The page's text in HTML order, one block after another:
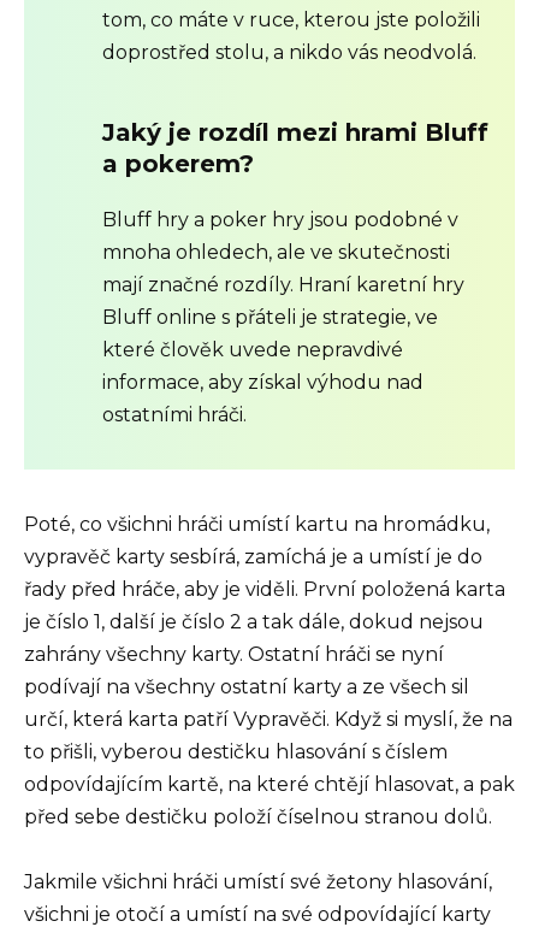
tom, co máte v ruce, kterou jste položili
doprostřed stolu, a nikdo vás neodvolá.
Jaký je rozdíl mezi hrami Bluff
a pokerem?
Bluff hry a poker hry jsou podobné v
mnoha ohledech, ale ve skutečnosti
mají značné rozdíly. Hraní karetní hry
Bluff online s přáteli je strategie, ve
které člověk uvede nepravdivé
informace, aby získal výhodu nad
ostatními hráči.
Poté, co všichni hráči umístí kartu na hromádku,
vypravěč karty sesbírá, zamíchá je a umístí je do
řady před hráče, aby je viděli. První položená karta
je číslo 1, další je číslo 2 a tak dále, dokud nejsou
zahrány všechny karty. Ostatní hráči se nyní
podívají na všechny ostatní karty a ze všech sil
určí, která karta patří Vypravěči. Když si myslí, že na
to přišli, vyberou destičku hlasování s číslem
odpovídajícím kartě, na které chtějí hlasovat, a pak
před sebe destičku položí číselnou stranou dolů.
Jakmile všichni hráči umístí své žetony hlasování,
všichni je otočí a umístí na své odpovídající karty